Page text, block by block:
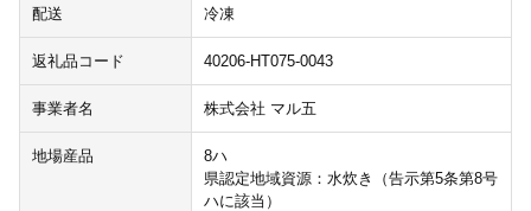
配送 冷凍
返礼品コード 40206-HT075-0043
事業者名 株式会社 マル五
地場産品
8ハ
県認定地域資源：水炊き（告示第5条第8号
ハに該当）